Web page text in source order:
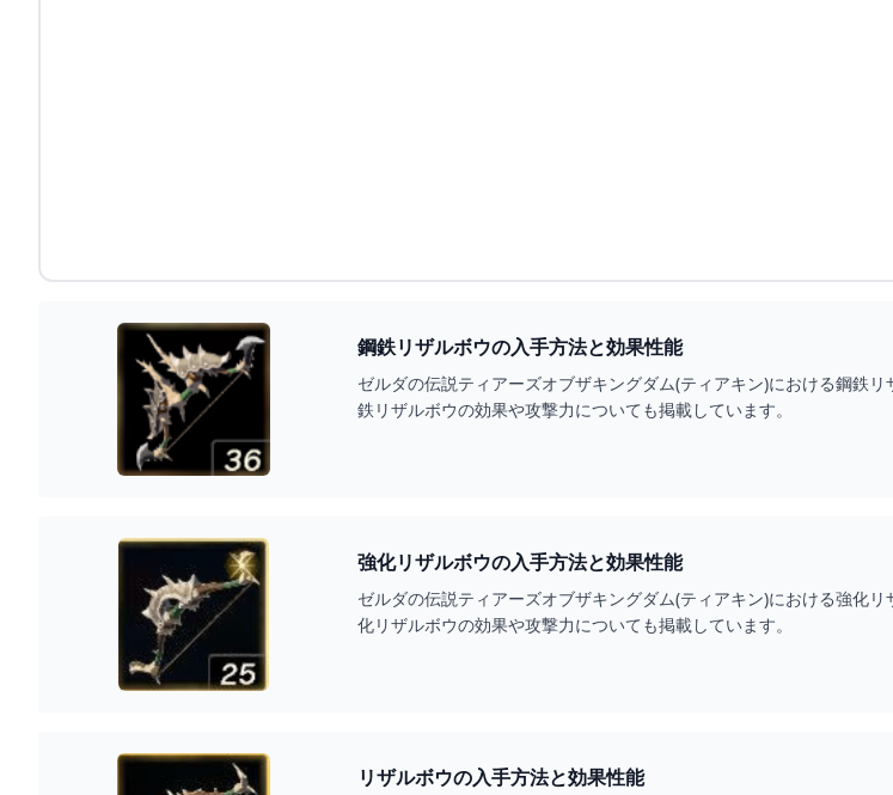
鋼鉄リザルボウの入手方法と効果性能
ゼルダの伝説ティアーズオブザキングダム(ティアキン)における鋼鉄
鉄リザルボウの効果や攻撃力についても掲載しています。
強化リザルボウの入手方法と効果性能
ゼルダの伝説ティアーズオブザキングダム(ティアキン)における強化
化リザルボウの効果や攻撃力についても掲載しています。
リザルボウの入手方法と効果性能